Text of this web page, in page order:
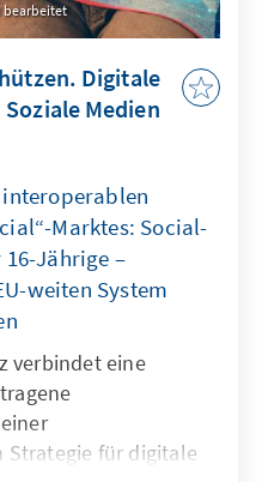
bearbeitet
Digitale
Medien
interoperablen
Marktes: Social-
Jährige –
weiten System
verbindet eine
für digitale